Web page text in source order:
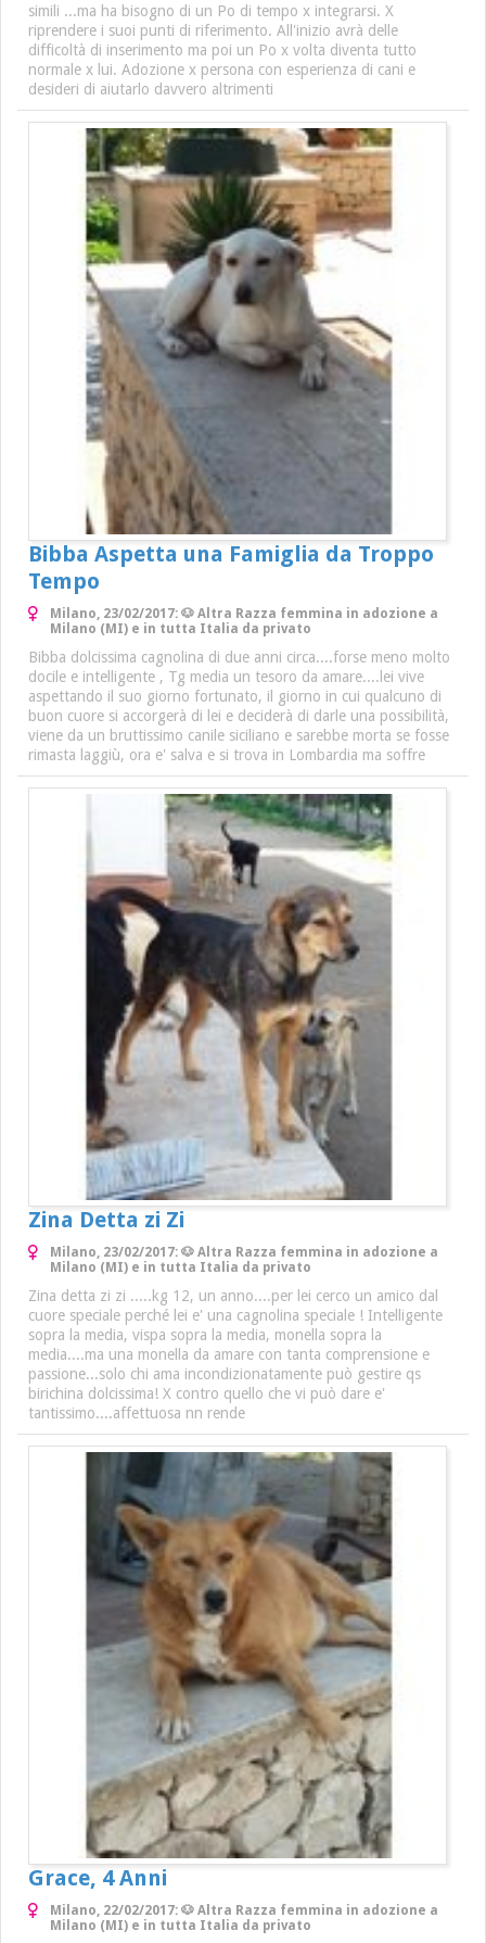
simili ...ma ha bisogno di un Po di tempo x integrarsi. X
riprendere i suoi punti di riferimento. All'inizio avrà delle
difficoltà di inserimento ma poi un Po x volta diventa tutto
normale x lui. Adozione x persona con esperienza di cani e
desideri di aiutarlo davvero altrimenti
Bibba Aspetta una Famiglia da Troppo
Tempo
Milano, 23/02/2017: 🐶 Altra Razza femmina in adozione a
Milano (MI) e in tutta Italia da privato
Bibba dolcissima cagnolina di due anni circa....forse meno molto
docile e intelligente , Tg media un tesoro da amare....lei vive
aspettando il suo giorno fortunato, il giorno in cui qualcuno di
buon cuore si accorgerà di lei e deciderà di darle una possibilità,
viene da un bruttissimo canile siciliano e sarebbe morta se fosse
rimasta laggiù, ora e' salva e si trova in Lombardia ma soffre
Zina Detta zi Zi
Milano, 23/02/2017: 🐶 Altra Razza femmina in adozione a
Milano (MI) e in tutta Italia da privato
Zina detta zi zi .....kg 12, un anno....per lei cerco un amico dal
cuore speciale perché lei e' una cagnolina speciale ! Intelligente
sopra la media, vispa sopra la media, monella sopra la
media....ma una monella da amare con tanta comprensione e
passione...solo chi ama incondizionatamente può gestire qs
birichina dolcissima! X contro quello che vi può dare e'
tantissimo....affettuosa nn rende
Grace, 4 Anni
Milano, 22/02/2017: 🐶 Altra Razza femmina in adozione a
Milano (MI) e in tutta Italia da privato